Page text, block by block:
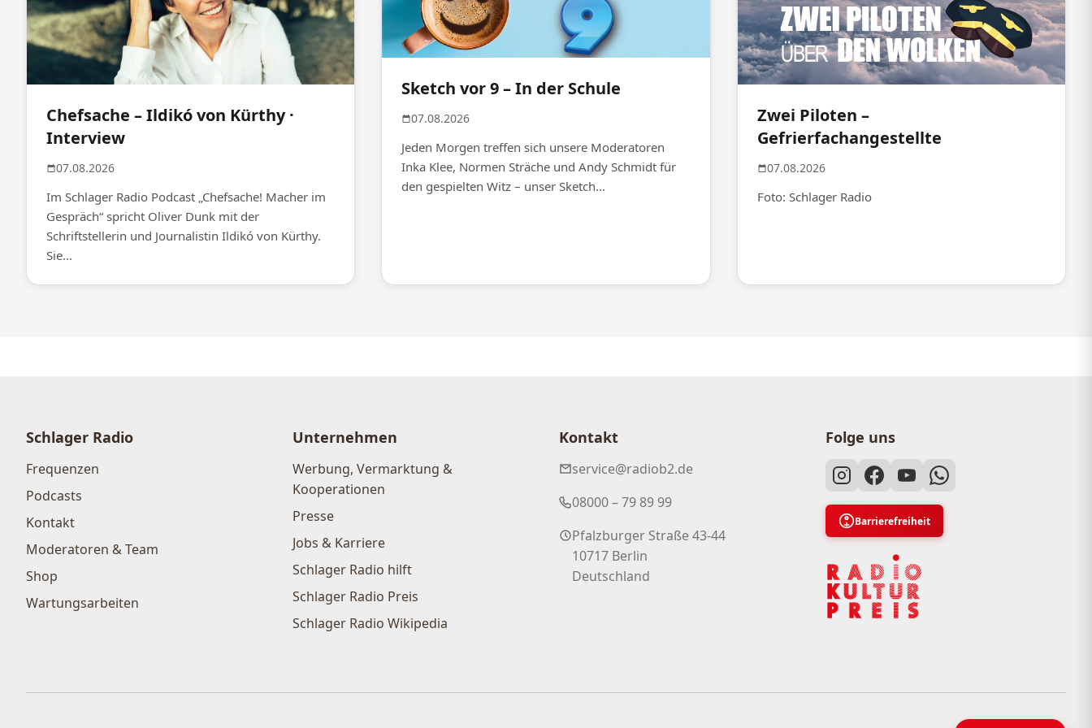
Chefsache – Ildikó von Kürthy ·
Interview
07.08.2026
Im Schlager Radio Podcast „Chefsache! Macher im
Gespräch“ spricht Oliver Dunk mit der
Schriftstellerin und Journalistin Ildikó von Kürthy.
Sie...
Sketch vor 9 – In der Schule
07.08.2026
Jeden Morgen treffen sich unsere Moderatoren
Inka Klee, Normen Sträche und Andy Schmidt für
den gespielten Witz – unser Sketch...
Zwei Piloten –
Gefrierfachangestellte
07.08.2026
Foto: Schlager Radio
Schlager Radio
Frequenzen
Podcasts
Kontakt
Moderatoren & Team
Shop
Wartungsarbeiten
Unternehmen
Werbung, Vermarktung &
Kooperationen
Presse
Jobs & Karriere
Schlager Radio hilft
Schlager Radio Preis
Schlager Radio Wikipedia
Kontakt
service@radiob2.de
08000 – 79 89 99
Pfalzburger Straße 43-44
10717 Berlin
Deutschland
Folge uns
Barrierefreiheit